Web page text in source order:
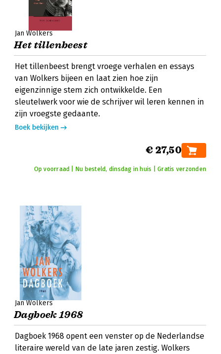
Jan Wolkers
Het tillenbeest
Het tillenbeest brengt vroege verhalen en essays
van Wolkers bijeen en laat zien hoe zijn
eigenzinnige stem zich ontwikkelde. Een
sleutelwerk voor wie de schrijver wil leren kennen in
zijn vroegste gedaante.
Boek bekijken
€ 27,50
Op voorraad | Nu besteld, dinsdag in huis | Gratis verzonden
Jan Wolkers
Dagboek 1968
Dagboek 1968 opent een venster op de Nederlandse
literaire wereld van de late jaren zestig. Wolkers